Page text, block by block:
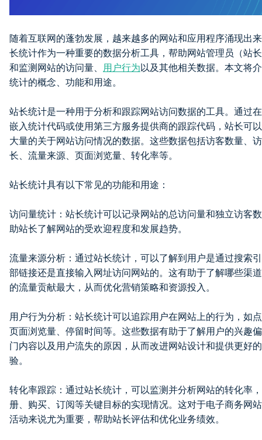
随着互联网的蓬勃发展，越来越多的网站和应用程序涌现出
长统计作为一种重要的数据分析工具，帮助网站管理员（站
和监测网站的访问量、 用户行为以及其他相关数据。本文将
统计的概念、功能和用途。
站长统计是一种用于分析和跟踪网站访问数据的工具。通过
嵌入统计代码或使用第三方服务提供商的跟踪代码，站长可
大量的关于网站访问情况的数据。这些数据包括访客数量、
长、流量来源、页面浏览量、转化率等。
站长统计具有以下常见的功能和用途：
访问量统计：站长统计可以记录网站的总访问量和独立访客
助站长了解网站的受欢迎程度和发展趋势。
流量来源分析：通过站长统计，可以了解到用户是通过搜索
部链接还是直接输入网址访问网站的。这有助于了解哪些渠
的流量贡献最大，从而优化营销策略和资源投入。
用户行为分析：站长统计可以追踪用户在网站上的行为，如
页面浏览量、停留时间等。这些数据有助于了解用户的兴趣
门内容以及用户流失的原因，从而改进网站设计和提供更好
验。
转化率跟踪：通过站长统计，可以监测并分析网站的转化率
册、购买、订阅等关键目标的实现情况。这对于电子商务网
活动来说尤为重要，帮助站长评估和优化业务绩效。